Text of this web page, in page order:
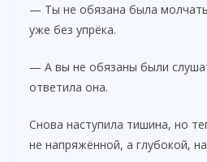
— Ты не обязана была
уже без упрёка.
— А вы не обязаны были
ответила она.
Снова наступила тишина, но
не напряжённой, а глубокой,